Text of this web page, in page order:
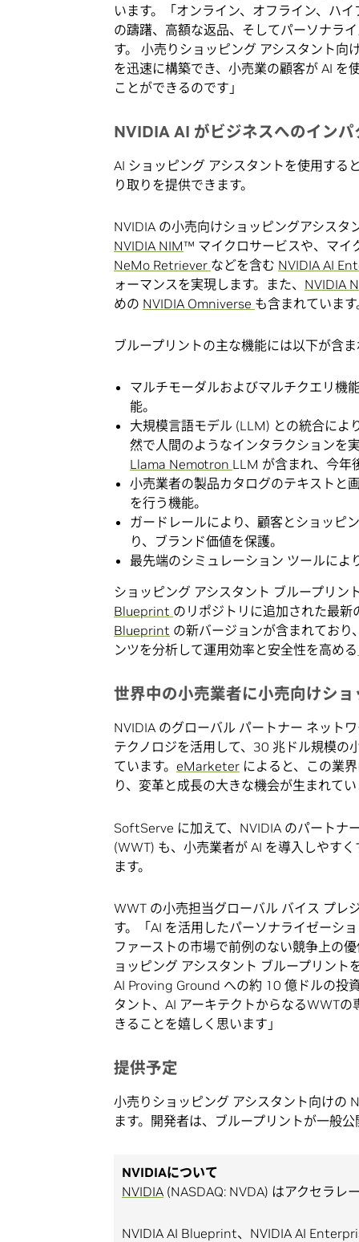
います。「オンライン、オフライン、ハ
の躊躇、高額な返品、そしてパーソナラ
す。 小売りショッピング アシスタント
を迅速に構築でき、小売業の顧客が AI を
ことができるのです」
NVIDIA AI がビジネスへのイン
AI ショッピング アシスタントを使用する
り取りを提供できます。
NVIDIA の小売向けショッピングアシス
NVIDIA NIM™ マイクロサービスや、マイ
NeMo Retriever などを含む NVIDIA AI
ォーマンスを実現します。また、 NVIDIA
めの NVIDIA Omniverse も含まれています
ブループリントの主な機能には以下が含ま
マルチモーダルおよびマルチクエリ機
能。
大規模言語モデル (LLM) との統合によ
然で人間のようなインタラクションを
Llama Nemotron LLM が含まれ、今年
小売業者の製品カタログのテキストと
を行う機能。
ガードレールにより、顧客とショッピ
り、ブランド価値を保護。
最先端のシミュレーション ツールによ
ショッピング アシスタント ブループリン
Blueprint のリポジトリに追加された最新
Blueprint の新バージョンが含まれており
ンツを分析して運用効率と安全性を高める
世界中の小売業者に小売向けシ
NVIDIA のグローバル パートナー ネット
テクノロジを活用して、30 兆ドル規模の
ています。 eMarketer によると、この業
り、変革と成長の大きな機会が生まれてい
SoftServe に加えて、NVIDIA のパート
(WWT) も、小売業者が AI を導入しやす
ます。
WWT の小売担当グローバル バイス プレ
す。「AI を活用したパーソナライゼーシ
ファーストの市場で前例のない競争上の
ョッピング アシスタント ブループリン
AI Proving Ground への約 10 億ドルの投
タント、AI アーキテクトからなるWWT
きることを嬉しく思います」
提供予定
小売りショッピング アシスタント向けの
ます。開発者は、ブループリントが一般
NVIDIAについて
NVIDIA (NASDAQ: NVDA) はアクセラレ
NVIDIA AI Blueprint、NVIDIA AI